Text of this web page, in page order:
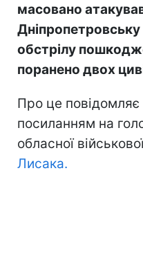
масовано
обстрілу
поранено двох
Про це повідомляє
посиланням на
обласної
Лисака.